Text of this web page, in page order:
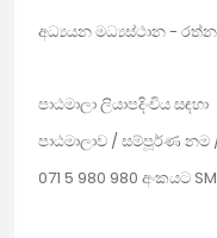
අධ්‍යයන මධ්‍යස්ථාන -
පාඨමාලා ලියාපදිංචිය සඳහා
පාඨමාලාව / සම්පූර්ණ
071 5 980 980 අංකයට